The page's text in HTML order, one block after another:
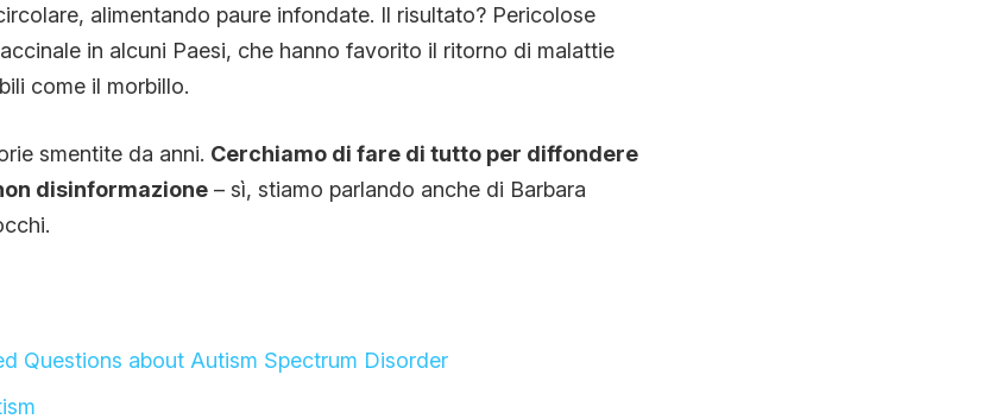
alimentando paure infondate. Il risultato? Pericolose
in alcuni Paesi, che hanno favorito il ritorno di malattie
come il morbillo.
smentite da anni. Cerchiamo di fare di tutto per diffondere
disinformazione– sì, stiamo parlando anche di Barbara
Questions about Autism Spectrum Disorder